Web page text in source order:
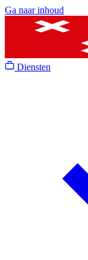
Ga naar inhoud
Diensten